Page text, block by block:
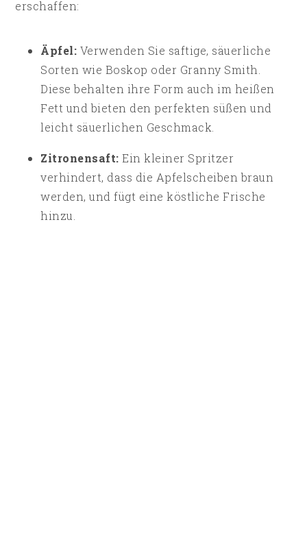
erschaffen:
Äpfel: Verwenden Sie saftige, säuerliche
Sorten wie Boskop oder Granny Smith.
Diese behalten ihre Form auch im heißen
Fett und bieten den perfekten süßen und
leicht säuerlichen Geschmack.
Zitronensaft: Ein kleiner Spritzer
verhindert, dass die Apfelscheiben braun
werden, und fügt eine köstliche Frische
hinzu.